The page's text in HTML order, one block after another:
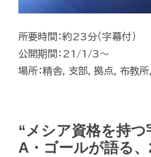
所要時間：約23分（字幕付）
公開期間：21/1/3～
場所：精舎, 支部, 拠点, 布教
“メシア資格を持つ
A・ゴールが語る